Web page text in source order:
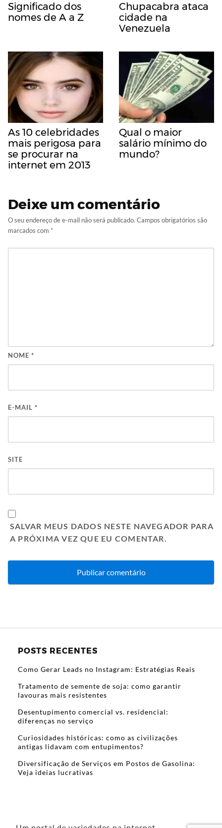
Significado dos
nomes de A a Z
Chupacabra ataca
cidade na
Venezuela
As 10 celebridades
mais perigosa para
se procurar na
internet em 2013
Qual o maior
salário mínimo do
mundo?
Deixe um comentário
O seu endereço de e-mail não será publicado. Campos obrigatórios são
marcados com *
NOME *
E-MAIL *
SITE
SALVAR MEUS DADOS NESTE NAVEGADOR PARA
A PRÓXIMA VEZ QUE EU COMENTAR.
POSTS RECENTES
Como Gerar Leads no Instagram: Estratégias Reais
Tratamento de semente de soja: como garantir
lavouras mais resistentes
Desentupimento comercial vs. residencial:
diferenças no serviço
Curiosidades históricas: como as civilizações
antigas lidavam com entupimentos?
Diversificação de Serviços em Postos de Gasolina:
Veja ideias lucrativas